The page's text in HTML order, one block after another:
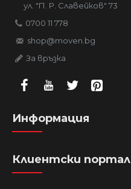
ул. "П. Р. Славейков" 73
0700 11 778
shop@moven.bg
За връзка
Информация
Клиентски портал